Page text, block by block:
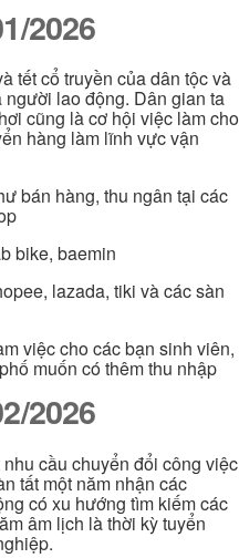
2026
tết cổ truyền của dân tộc và
lao động. Dân gian ta
cũng là cơ hội việc làm cho
hàng làm lĩnh vực vận
bán hàng, thu ngân tại các
bike, baemin
lazada, tiki và các sàn
việc cho các bạn sinh viên,
muốn có thêm thu nhập
2026
cầu chuyển đổi công việc
tất một năm nhận các
có xu hướng tìm kiếm các
âm lịch là thời kỳ tuyển